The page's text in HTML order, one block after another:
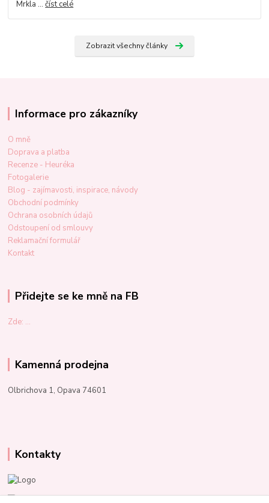
Mrkla ...číst celé
Zobrazit všechny články
Informace pro zákazníky
O mně
Doprava a platba
Recenze - Heuréka
Fotogalerie
Blog - zajímavosti, inspirace, návody
Obchodní podmínky
Ochrana osobních údajů
Odstoupení od smlouvy
Reklamační formulář
Kontakt
Přidejte se ke mně na FB
Zde: ...
Kamenná prodejna
Olbrichova 1, Opava 74601
Kontakty
Marcela Kupková